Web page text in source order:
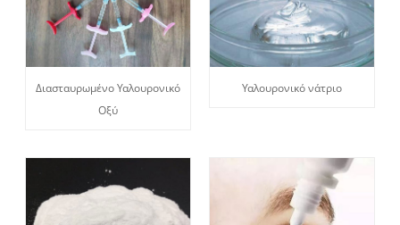
Διασταυρωμένο Υαλουρονικό
Οξύ
Υαλουρονικό νάτριο